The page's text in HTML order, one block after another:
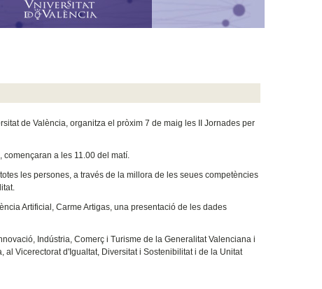
de València, organitza el pròxim 7 de maig les II Jornades per
a les 11.00 del matí.
les persones, a través de la millora de les seues competències
Artificial, Carme Artigas, una presentació de les dades
Indústria, Comerç i Turisme de la Generalitat Valenciana i
Vicerectorat d'Igualtat, Diversitat i Sostenibilitat i de la Unitat